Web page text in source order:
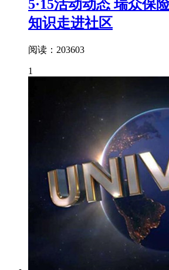
5·15活动动态 瑞众保
知识走进社区
阅读：203603
1